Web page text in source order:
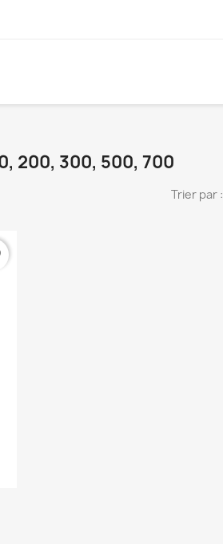
200, 300, 500, 700
Trier par :